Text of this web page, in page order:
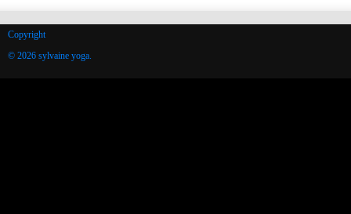
Copyright
© 2026 sylvaine yoga.